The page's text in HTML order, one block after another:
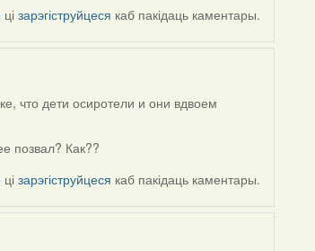
цізарэгіструйцеся каб пакідаць каментары.
что дети осиротели и они вдвоем
позвал? Как??
цізарэгіструйцеся каб пакідаць каментары.